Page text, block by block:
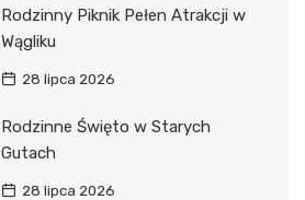
Rodzinny Piknik Pełen Atrakcji w
Wągliku
28 lipca 2026
Rodzinne Święto w Starych
Gutach
28 lipca 2026